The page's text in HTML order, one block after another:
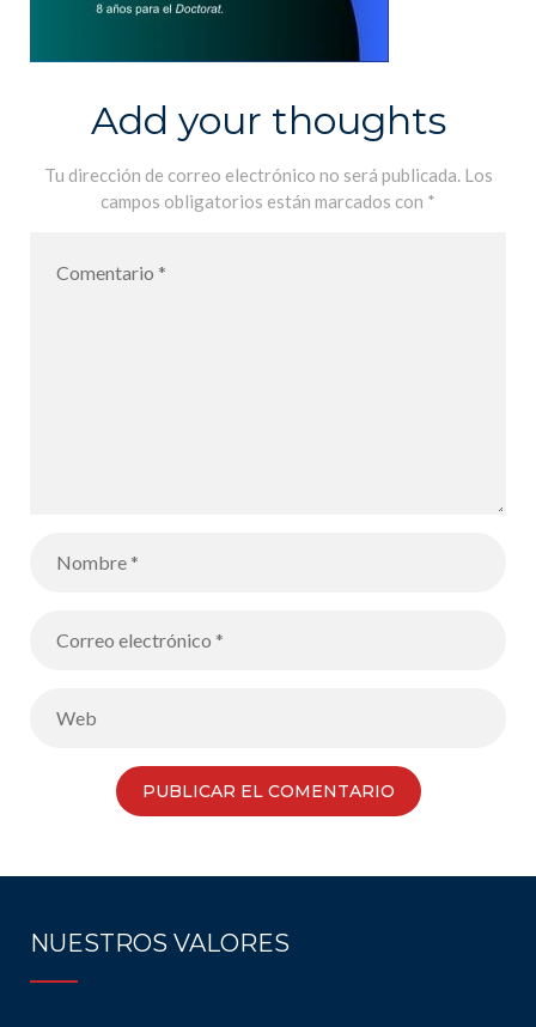
Add your thoughts
Tu dirección de correo electrónico no será publicada. Los
campos obligatorios están marcados con *
NUESTROS VALORES